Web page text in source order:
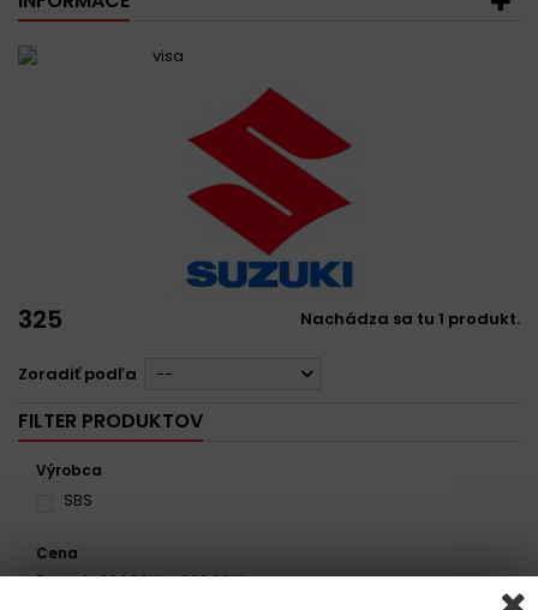
325 Nachádza sa tu 1 produkt.
Zoradiť podľa --
FILTER PRODUKTOV
Výrobca
SBS
Cena
Rozsah:304,00Kč - 369,00Kč